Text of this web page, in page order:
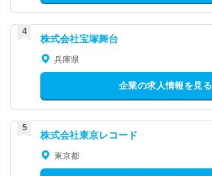
株式会社宝塚舞台
兵庫県
企業の求人情報を見る
株式会社東京レコード
東京都